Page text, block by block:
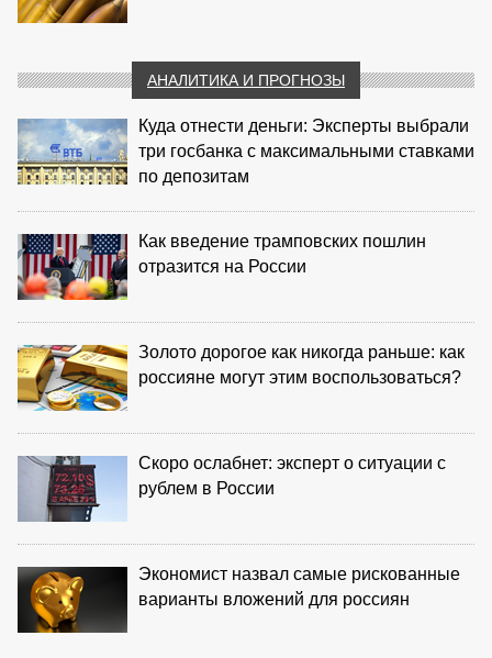
АНАЛИТИКА И ПРОГНОЗЫ
Куда отнести деньги: Эксперты выбрали
три госбанка с максимальными ставками
по депозитам
Как введение трамповских пошлин
отразится на России
Золото дорогое как никогда раньше: как
россияне могут этим воспользоваться?
Скоро ослабнет: эксперт о ситуации с
рублем в России
Экономист назвал самые рискованные
варианты вложений для россиян